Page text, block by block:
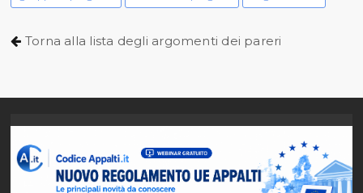
Torna alla lista degli argomenti dei pareri